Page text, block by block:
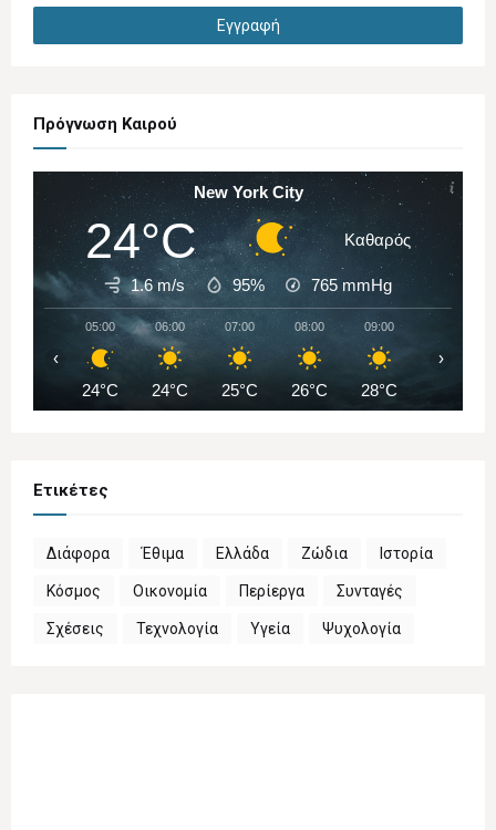
Πρόγνωση Καιρού
New York City
24°C Καθαρός
1.6 m/s 95% 765 mmHg
05:00
24°C
06:00
24°C
07:00
25°C
08:00
26°C
09:00
28°C
‹ ›
Ετικέτες
Διάφορα Έθιμα Ελλάδα Ζώδια Ιστορία
Κόσμος Οικονομία Περίεργα Συνταγές
Σχέσεις Τεχνολογία Υγεία Ψυχολογία